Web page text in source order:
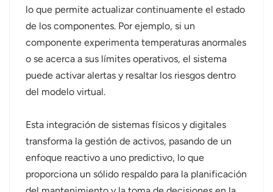
lo que permite actualizar continuamente el estado
de los componentes. Por ejemplo, si un
componente experimenta temperaturas anormales
o se acerca a sus límites operativos, el sistema
puede activar alertas y resaltar los riesgos dentro
del modelo virtual.
Esta integración de sistemas físicos y digitales
transforma la gestión de activos, pasando de un
enfoque reactivo a uno predictivo, lo que
proporciona un sólido respaldo para la planificación